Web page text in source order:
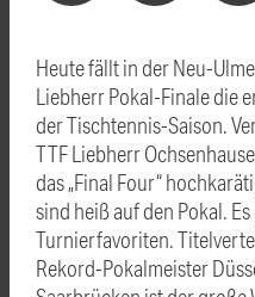
Heute fällt in der Neu-
Liebherr Pokal-Finale die
der Tischtennis-Saison.
TTF Liebherr
das „Final Four“
sind heiß auf den Pokal.
Turnierfavoriten.
Rekord-Pokalmeister